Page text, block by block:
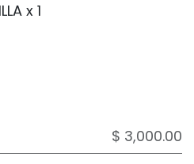
x 1
$ 3,000.00